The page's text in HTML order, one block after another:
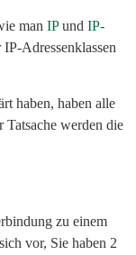
man IPund IP-
Adressenklassen
haben, haben alle
Tatsache werden die
zu einem
vor, Sie haben 2